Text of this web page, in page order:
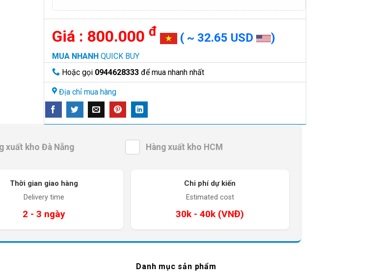
800.000 đ ( ~ 32.65 USD )
MUA NHANH QUICK BUY
Hoặc gọi 0944628333 để mua nhanh nhất
Địa chỉ mua hàng
xuất kho Đà Nẵng Hàng xuất kho HCM
Thời gian giao hàng
Delivery time
2 - 3 ngày
Chi phí dự kiến
Estimated cost
30k - 40k (VNĐ)
Danh mục sản phẩm